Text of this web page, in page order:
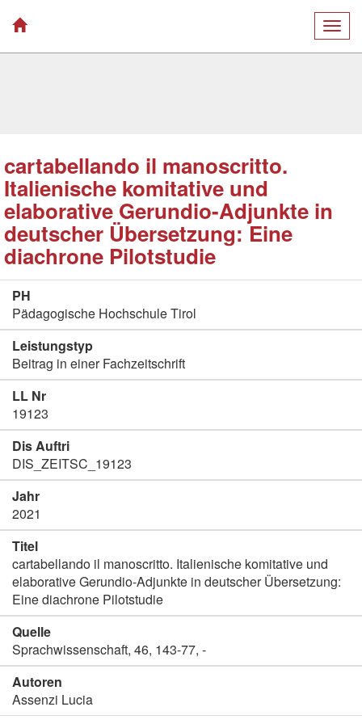
cartabellando il manoscritto.
Italienische komitative und
elaborative Gerundio-Adjunkte in
deutscher Übersetzung: Eine
diachrone Pilotstudie
PH
Pädagogische Hochschule Tirol
Leistungstyp
Beitrag in einer Fachzeitschrift
LL Nr
19123
Dis Auftri
DIS_ZEITSC_19123
Jahr
2021
Titel
cartabellando il manoscritto. Italienische komitative und
elaborative Gerundio-Adjunkte in deutscher Übersetzung:
Eine diachrone Pilotstudie
Quelle
Sprachwissenschaft, 46, 143-77, -
Autoren
Assenzi Lucia